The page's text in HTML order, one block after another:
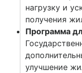
нагрузку и
получения
Программа
улучшение